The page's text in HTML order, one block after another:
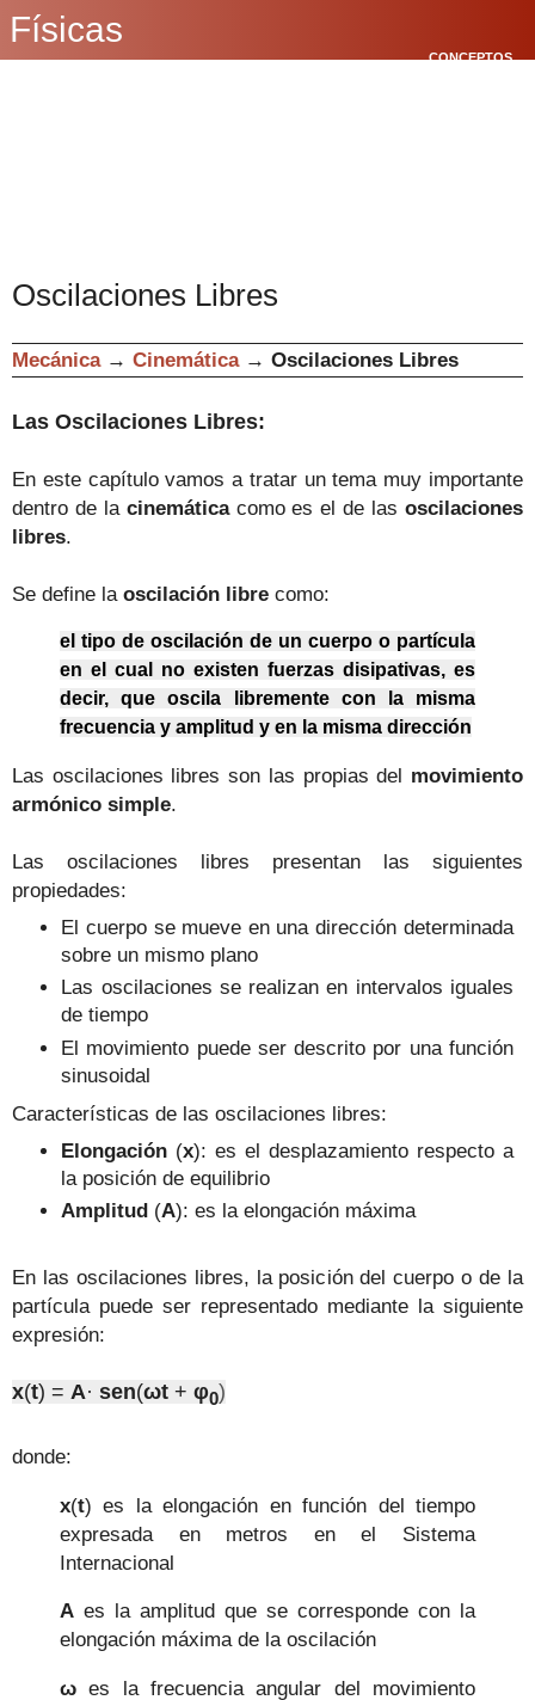
Físicas
CONCEPTOS
Oscilaciones Libres
Mecánica → Cinemática → Oscilaciones Libres
Las Oscilaciones Libres:
En este capítulo vamos a tratar un tema muy importante
dentro de la cinemáticacomo es el de lasoscilaciones
libres.
Se define la oscilación libre como:
el tipo de oscilación de un cuerpo o partícula
en el cual no existen fuerzas disipativas, es
decir, que oscila libremente con la misma
frecuencia y amplitud y en la misma dirección
Las oscilaciones libres son las propias del movimiento
armónico simple.
Las oscilaciones libres presentan las siguientes
propiedades:
El cuerpo se mueve en una dirección determinada
sobre un mismo plano
Las oscilaciones se realizan en intervalos iguales
de tiempo
El movimiento puede ser descrito por una función
sinusoidal
Características de las oscilaciones libres:
Elongación (x): es el desplazamiento respecto a
la posición de equilibrio
Amplitud (A): es la elongación máxima
En las oscilaciones libres, la posición del cuerpo o de la
partícula puede ser representado mediante la siguiente
expresión:
x(t) = A· sen(ωt + φ0)
donde:
x(t) es la elongación en función del tiempo
expresada en metros en el Sistema
Internacional
A es la amplitud que se corresponde con la
elongación máxima de la oscilación
ω es la frecuencia angular del movimiento